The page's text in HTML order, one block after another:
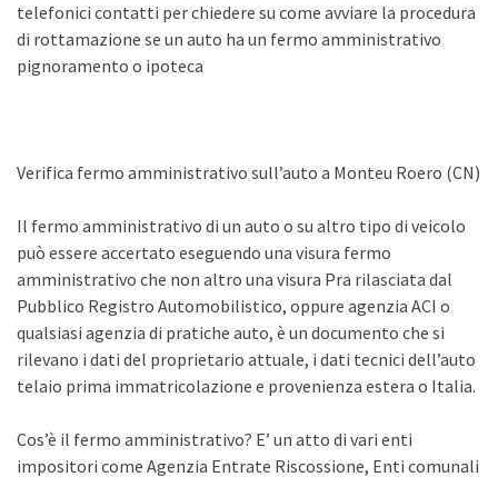
telefonici contatti per chiedere su come avviare la procedura
di rottamazione se un auto ha un fermo amministrativo
pignoramento o ipoteca
Verifica fermo amministrativo sull’auto a Monteu Roero (CN)
Il fermo amministrativo di un auto o su altro tipo di veicolo
può essere accertato eseguendo una visura fermo
amministrativo che non altro una visura Pra rilasciata dal
Pubblico Registro Automobilistico, oppure agenzia ACI o
qualsiasi agenzia di pratiche auto, è un documento che si
rilevano i dati del proprietario attuale, i dati tecnici dell’auto
telaio prima immatricolazione e provenienza estera o Italia.
Cos’è il fermo amministrativo? E’ un atto di vari enti
impositori come Agenzia Entrate Riscossione, Enti comunali